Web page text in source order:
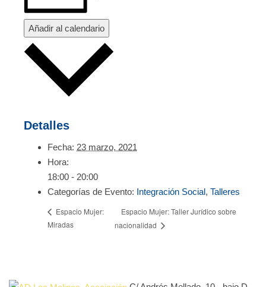
Añadir al calendario
Detalles
Fecha: 23 marzo, 2021
Hora:
18:00 - 20:00
Categorías de Evento: Integración Social, Talleres
Espacio Mujer:
Miradas
Espacio Mujer: Taller Jurídico sobre
nacionalidad